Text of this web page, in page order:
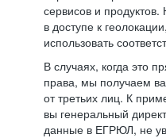
сервисов и
в доступе к
использовать
В случаях, когда это
права, мы получаем
от третьих лиц. К
вы генеральный
данные в ЕГРЮЛ, не